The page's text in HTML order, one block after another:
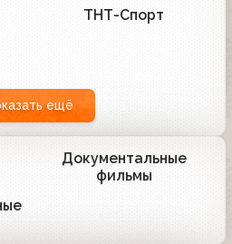
ТНТ-Спорт
ещё
Документальные
фильмы
6